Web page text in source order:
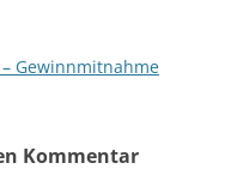
– Gewinnmitnahme
Kommentar